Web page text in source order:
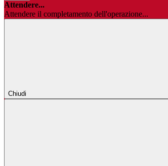
Attendere...
Attendere il completamento dell'operazione...
Chiudi